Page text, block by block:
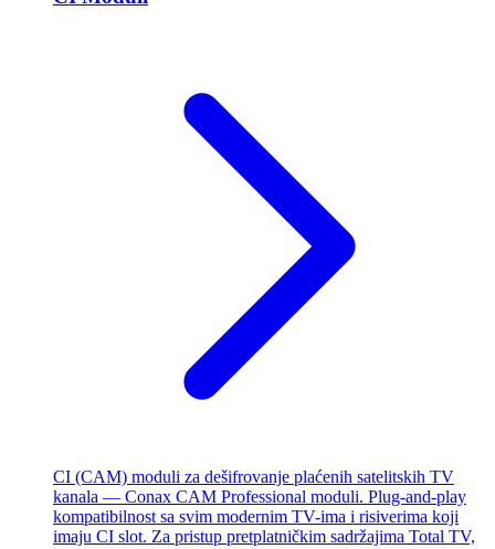
CI (CAM) moduli za dešifrovanje plaćenih satelitskih TV
kanala — Conax CAM Professional moduli. Plug-and-play
kompatibilnost sa svim modernim TV-ima i risiverima koji
imaju CI slot. Za pristup pretplatničkim sadržajima Total TV,